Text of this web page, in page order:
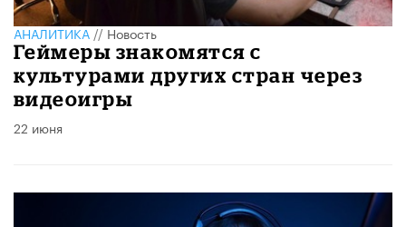
АНАЛИТИКА//Новость
Геймеры знакомятся с
культурами других стран через
видеоигры
22 июня